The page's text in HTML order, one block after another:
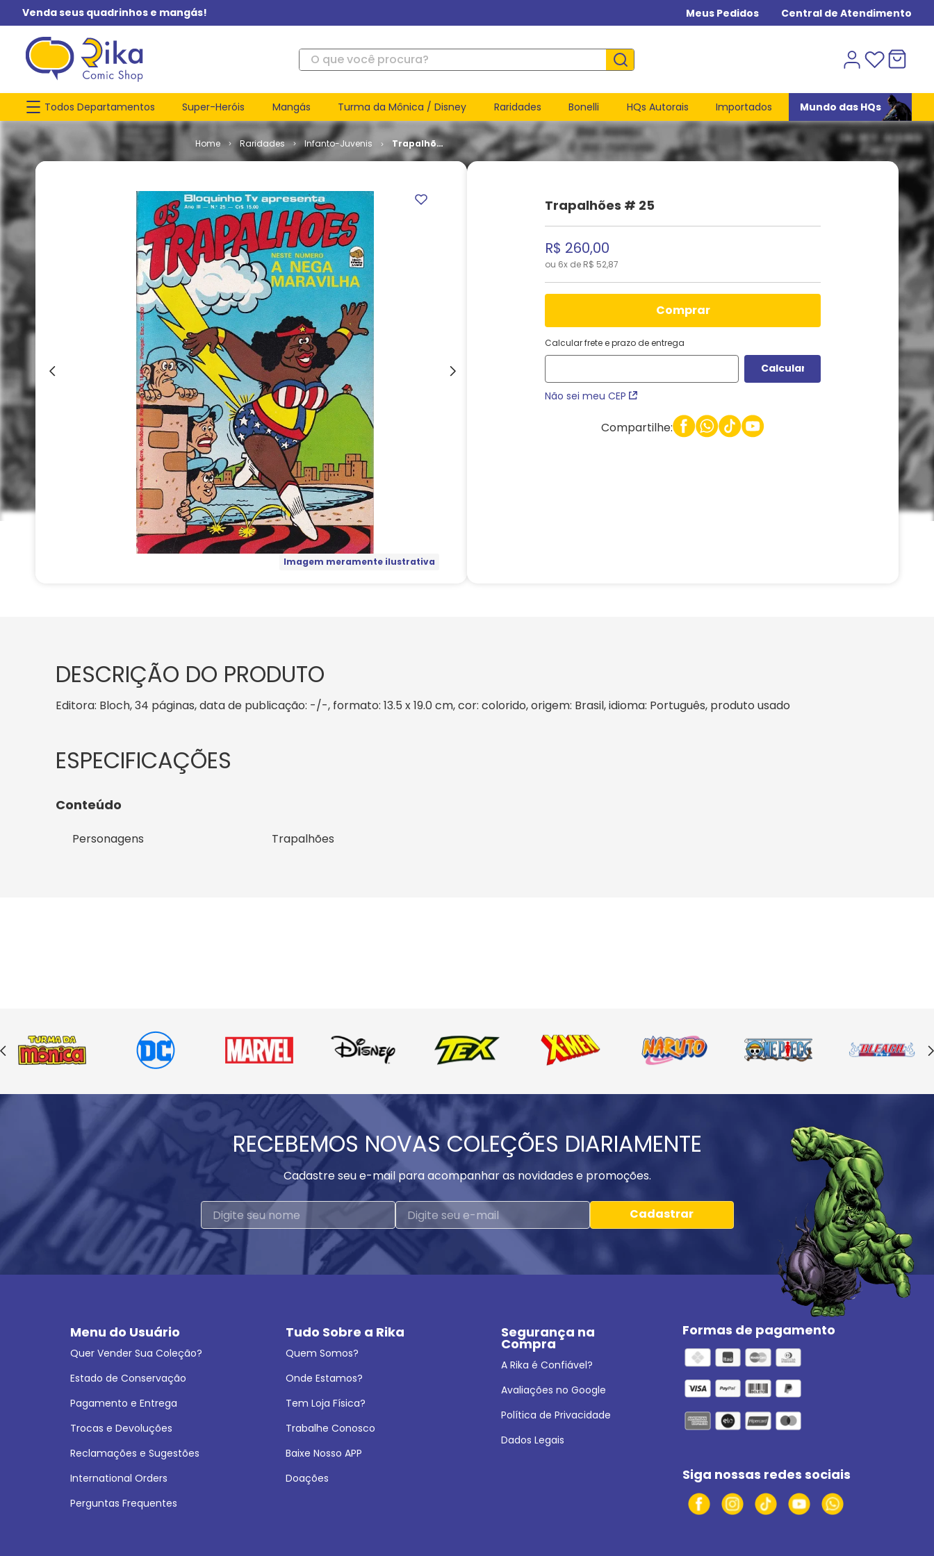
Venda seus quadrinhos e mangás! Meus Pedidos Central de Atendimento
O que você procura?
Todos Departamentos Super-Heróis Mangás Turma da Mônica / Disney Raridades Bonelli HQs Autorais Importados Mundo das HQs
Raridades Infanto-Juvenis
Trapalhões
# 25
Imagem meramente ilustrativa
Trapalhões # 25
R$ 260,00
ou 6x de R$ 52,87
comprar
Calcular frete e prazo de entrega
Não sei meu CEP
Compartilhe:
DESCRIÇÃO DO PRODUTO
Editora: Bloch, 34 páginas, data de publicação: -/-, formato: 13.5 x 19.0 cm, cor: colorido, origem: Brasil, idioma: Português, produto usado
Conteúdo
Personagens Trapalhões
RECEBEMOS NOVAS COLEÇÕES DIARIAMENTE
Cadastre seu e-mail para acompanhar as novidades e promoções.
Cadastrar
Menu do Usuário
Quer Vender Sua Coleção?
Estado de Conservação
Pagamento e Entrega
Trocas e Devoluções
Reclamações e Sugestões
International Orders
Perguntas Frequentes
Tudo Sobre a Rika
Quem Somos?
Onde Estamos?
Tem Loja Física?
Trabalhe Conosco
Baixe Nosso APP
Doações
Segurança na
Compra
A Rika é Confiável?
Avaliações no Google
Política de Privacidade
Dados Legais
Formas de pagamento
Siga nossas redes sociais